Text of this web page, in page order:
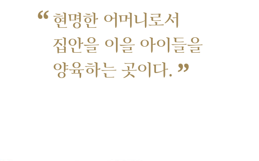
“ 현명한 어머니로서
집안을 이을 아이들을
양육하는 곳이다. ”